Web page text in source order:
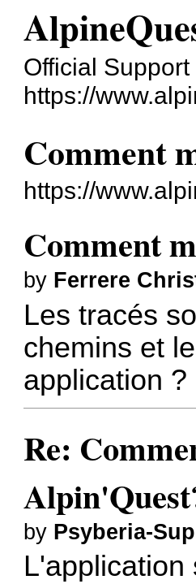
Official Support
https://
Comment
https://
Comment
by Ferrere
Les tracés
chemins et
application ?
Re:
by Psyberia-